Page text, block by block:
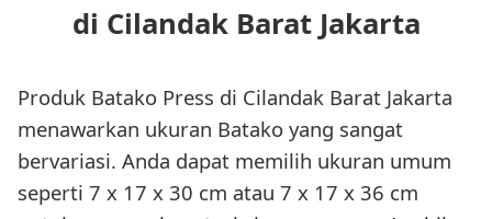
di Cilandak Barat Jakarta
Produk Batako Press di Cilandak Barat Jakarta
menawarkan ukuran Batako yang sangat
bervariasi. Anda dapat memilih ukuran umum
seperti 7 x 17 x 30 cm atau 7 x 17 x 36 cm